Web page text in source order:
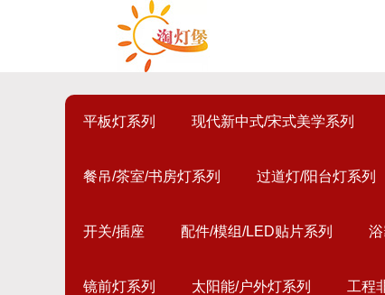
平板灯系列 现代新中式/宋式美学系列
餐吊/茶室/书房灯系列 过道灯/阳台灯系列
开关/插座 配件/模组/LED贴片系列
镜前灯系列 太阳能/户外灯系列 工程